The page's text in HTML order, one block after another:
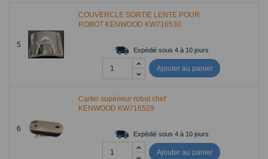
5
COUVERCLE SORTIE LENTE POUR
ROBOT KENWOOD KW716530
Expédié sous 4 à 10 jours
Ajouter au panier
6
Carter supérieur robot chef
KENWOOD KW716529
Expédié sous 4 à 10 jours
Ajouter au panier